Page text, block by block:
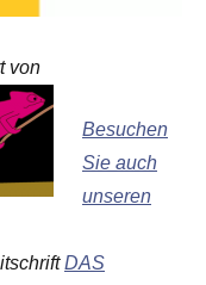
von
Besuchen
Sie auch
unseren
DAS